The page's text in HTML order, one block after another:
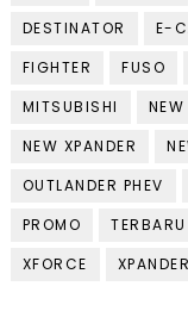
DESTINATOR
E-
FIGHTER
FUSO
MITSUBISHI
NEW XPANDER
OUTLANDER PHEV
PROMO
TERBARU
XFORCE
XPANDER